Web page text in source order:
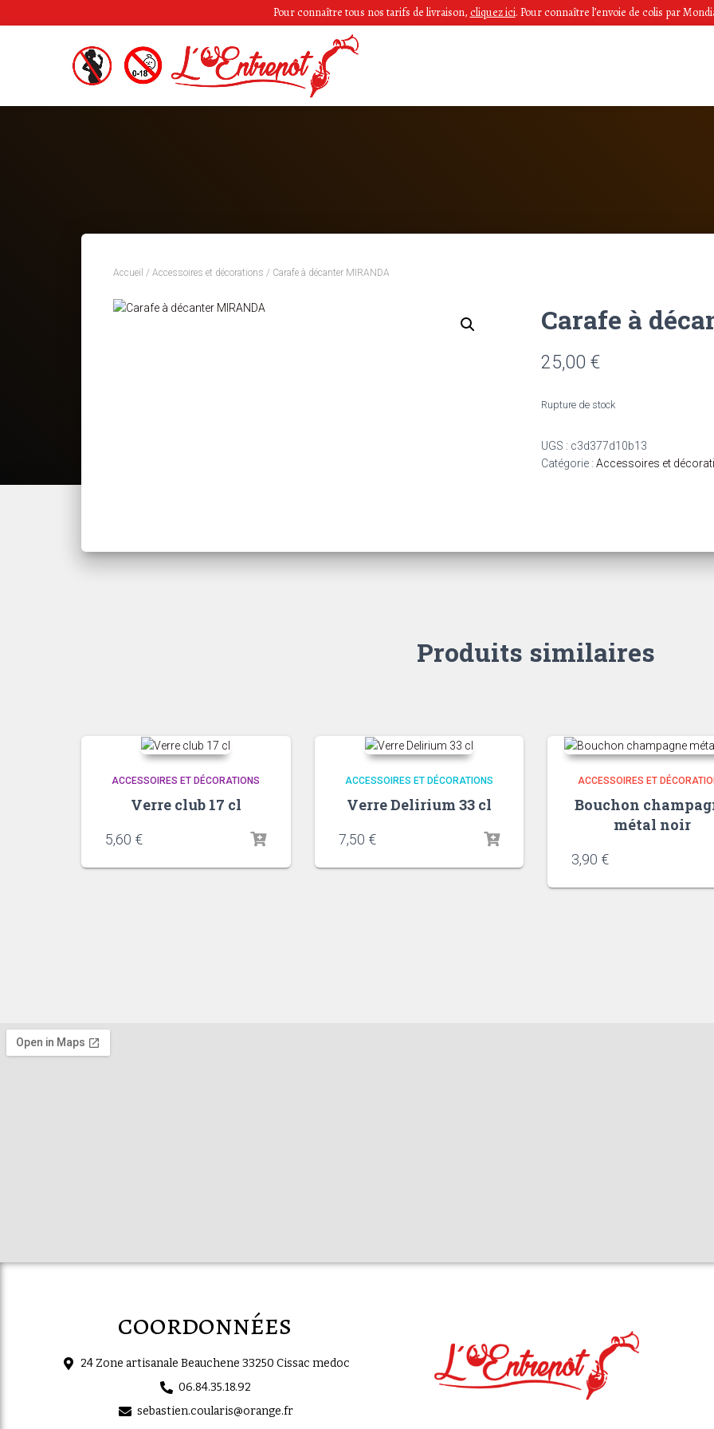
Pour connaître tous nos tarifs de livraison, cliquez ici. Pour connaître l’envoie de colis par
Accueil / Accessoires et décorations / Carafe à décanter MIRANDA
Carafe à
25,00 €
Rupture de stock
UGS : c3d377d10b13
Catégorie : Accessoires et
Produits similaires
ACCESSOIRES ET DÉCORATIONS
Verre club 17 cl
5,60 €
ACCESSOIRES ET DÉCORATIONS
Verre Delirium 33 cl
7,50 €
ACCESSOIRES ET
Bouchon
métal noir
3,90 €
coordonnées
24 Zone artisanale Beauchene 33250 Cissac medoc
06.84.35.18.92
sebastien.coularis@orange.fr